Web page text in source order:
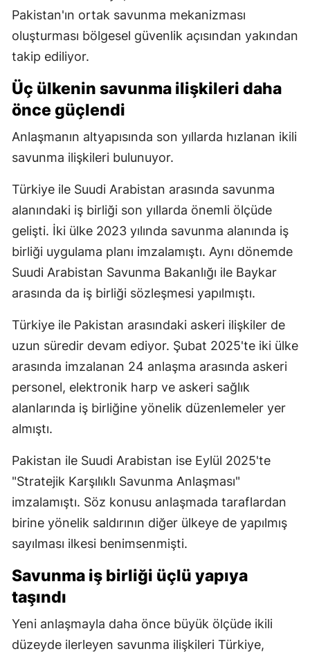
Pakistan'ın ortak savunma mekanizması
oluşturması bölgesel güvenlik açısından yakından
takip ediliyor.
Üç ülkenin savunma ilişkileri daha
önce güçlendi
Anlaşmanın altyapısında son yıllarda hızlanan ikili
savunma ilişkileri bulunuyor.
Türkiye ile Suudi Arabistan arasında savunma
alanındaki iş birliği son yıllarda önemli ölçüde
gelişti. İki ülke 2023 yılında savunma alanında iş
birliği uygulama planı imzalamıştı. Aynı dönemde
Suudi Arabistan Savunma Bakanlığı ile Baykar
arasında da iş birliği sözleşmesi yapılmıştı.
Türkiye ile Pakistan arasındaki askeri ilişkiler de
uzun süredir devam ediyor. Şubat 2025'te iki ülke
arasında imzalanan 24 anlaşma arasında askeri
personel, elektronik harp ve askeri sağlık
alanlarında iş birliğine yönelik düzenlemeler yer
almıştı.
Pakistan ile Suudi Arabistan ise Eylül 2025'te
"Stratejik Karşılıklı Savunma Anlaşması"
imzalamıştı. Söz konusu anlaşmada taraflardan
birine yönelik saldırının diğer ülkeye de yapılmış
sayılması ilkesi benimsenmişti.
Savunma iş birliği üçlü yapıya
taşındı
Yeni anlaşmayla daha önce büyük ölçüde ikili
düzeyde ilerleyen savunma ilişkileri Türkiye,